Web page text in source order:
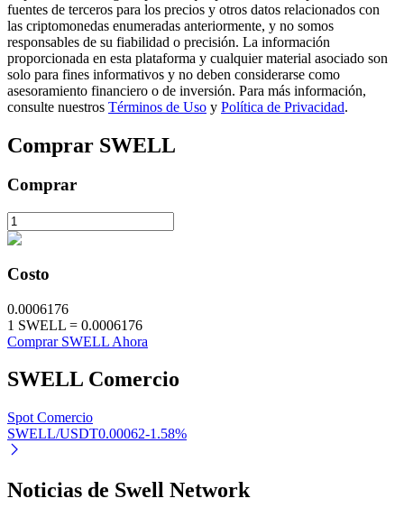
Inversión automática
Aprender Staking
Obtenga más información sobre cómo obtener ingresos pasivos
Bitrue
AI
fuentes de terceros para los precios y otros datos relacionados con
las criptomonedas enumeradas anteriormente, y no somos
responsables de su fiabilidad o precisión. La información
proporcionada en esta plataforma y cualquier material asociado son
solo para fines informativos y no deben considerarse como
asesoramiento financiero o de inversión. Para más información,
consulte nuestros Términos de Uso y Política de Privacidad.
Comprar SWELL
Comprar
Costo
0.0006176
1 SWELL = 0.0006176
Comprar SWELL Ahora
SWELL Comercio
Spot Comercio
SWELL/USDT0.00062-1.58%
Noticias de Swell Network